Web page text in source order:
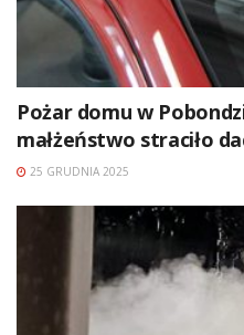
Pożar domu w
małżeństwo straciło
25 GRUDNIA 2025